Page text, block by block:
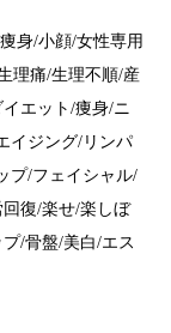
身/小顔/女性専用
理痛/生理不順/産
エット/痩身/ニ
イジング/リンパ
プ/フェイシャル/
復/楽せ/楽しぼ
/骨盤/美白/エス